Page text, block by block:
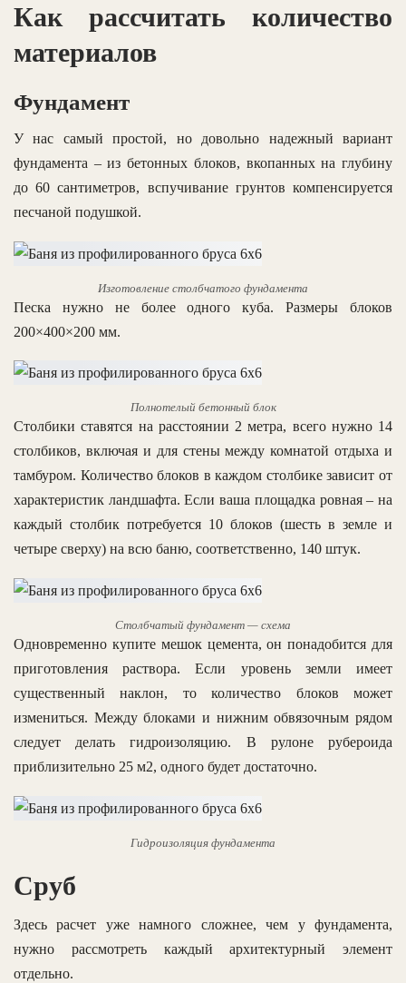
Как рассчитать количество
материалов
Фундамент
У нас самый простой, но довольно надежный вариант
фундамента – из бетонных блоков, вкопанных на глубину
до 60 сантиметров, вспучивание грунтов компенсируется
песчаной подушкой.
Изготовление столбчатого фундамента
Песка нужно не более одного куба. Размеры блоков
200×400×200 мм.
Полнотелый бетонный блок
Столбики ставятся на расстоянии 2 метра, всего нужно 14
столбиков, включая и для стены между комнатой отдыха и
тамбуром. Количество блоков в каждом столбике зависит от
характеристик ландшафта. Если ваша площадка ровная – на
каждый столбик потребуется 10 блоков (шесть в земле и
четыре сверху) на всю баню, соответственно, 140 штук.
Столбчатый фундамент — схема
Одновременно купите мешок цемента, он понадобится для
приготовления раствора. Если уровень земли имеет
существенный наклон, то количество блоков может
измениться. Между блоками и нижним обвязочным рядом
следует делать гидроизоляцию. В рулоне рубероида
приблизительно 25 м2, одного будет достаточно.
Гидроизоляция фундамента
Сруб
Здесь расчет уже намного сложнее, чем у фундамента,
нужно рассмотреть каждый архитектурный элемент
отдельно.